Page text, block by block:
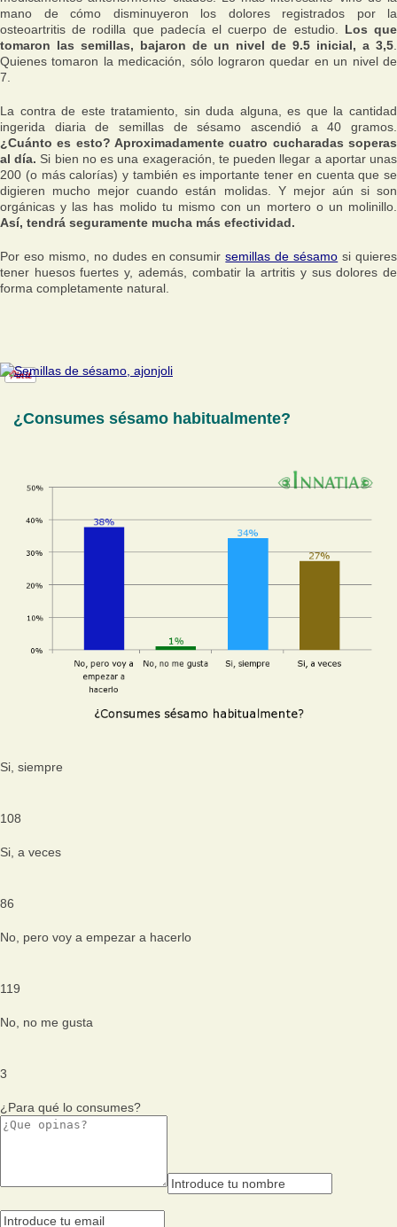
mano de cómo disminuyeron los dolores registrados por la
osteoartritis de rodilla que padecía el cuerpo de estudio. Los que
tomaron las semillas, bajaron de un nivel de 9.5 inicial, a 3,5
Quienes tomaron la medicación, sólo lograron quedar en un nivel de
7.
La contra de este tratamiento, sin duda alguna, es que la cantidad
ingerida diaria de semillas de sésamo ascendió a 40 gramos.
¿Cuánto es esto? Aproximadamente cuatro cucharadas soperas
al día. Si bien no es una exageración, te pueden llegar a aportar unas
200 (o más calorías) y también es importante tener en cuenta que se
digieren mucho mejor cuando están molidas. Y mejor aún si son
orgánicas y las has molido tu mismo con un mortero o un molinillo.
Así, tendrá seguramente mucha más efectividad.
Por eso mismo, no dudes en consumirsemillas de sésamo si quieres
tener huesos fuertes y, además, combatir la artritis y sus dolores de
forma completamente natural.
¿Consumes sésamo habitualmente?
Si, siempre
108
Si, a veces
86
No, pero voy a empezar a hacerlo
119
No, no me gusta
3
¿Para qué lo consumes?